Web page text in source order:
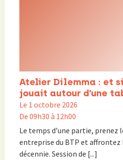
Atelier Dilemma : et
jouait autour d’une
Le 1 octobre 2026
De 09h30 à 12h00
Le temps d’une partie, prenez
entreprise du BTP et affrontez
décennie. Session de [...]